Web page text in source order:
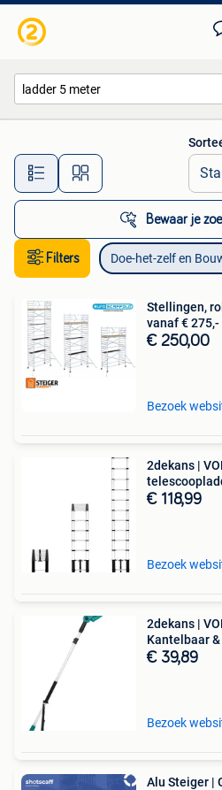
Alle afstanden…
Bewaar je
Filters Doe-het-zelf en
Stellingen,
vanaf € 275,-
€ 250,00
Bezoek
2dekans |
€ 118,99
Bezoek
2dekans |
Kantelbaar
€ 39,89
Bezoek
Alu Steiger |